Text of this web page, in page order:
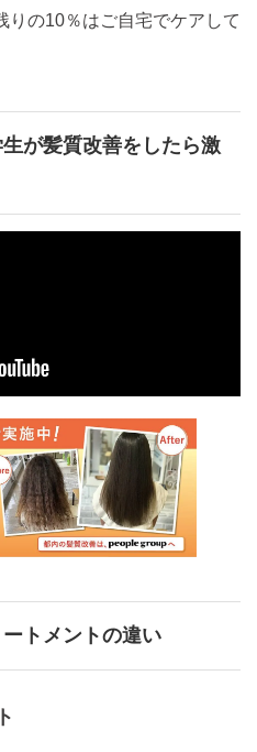
りの10％はご自宅でケアして
が髪質改善をしたら激
トメントの違い